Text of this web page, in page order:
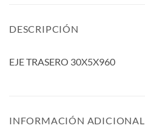
DESCRIPCIÓN
EJE TRASERO 30X5X960
INFORMACIÓN ADICIONAL